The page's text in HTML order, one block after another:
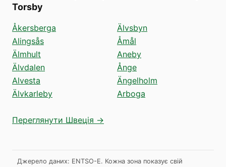
Torsby
Åkersberga
Alingsås
Älmhult
Älvdalen
Alvesta
Älvkarleby
Älvsbyn
Åmål
Aneby
Ånge
Ängelholm
Arboga
Переглянути Швеція →
Джерело даних: ENTSO-E. Кожна зона показує свій